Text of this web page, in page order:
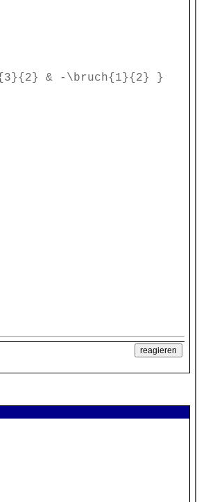
& -\bruch{1}{2} }